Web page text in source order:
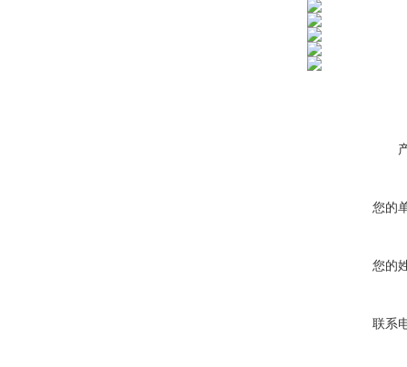
您的
您的
联系